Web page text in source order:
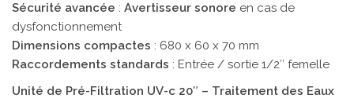
Sécurité avancée : Avertisseur sonore en cas de
dysfonctionnement
Dimensions compactes : 680 x 60 x 70 mm
Raccordements standards : Entrée / sortie 1/2″ femelle
Unité de Pré-Filtration UV-c 20″ – Traitement des Eaux